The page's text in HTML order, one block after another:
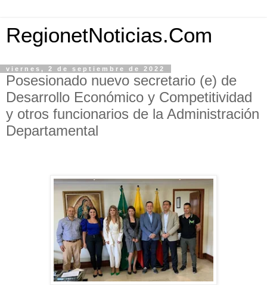
RegionetNoticias.Com
viernes, 2 de septiembre de 2022
Posesionado nuevo secretario (e) de
Desarrollo Económico y Competitividad
y otros funcionarios de la Administración
Departamental